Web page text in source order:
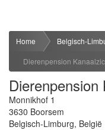
Home Belgisch-
Dierenpension
Dierenpension
Monnikhof 1
3630 Boorsem
Belgisch-Limburg, België